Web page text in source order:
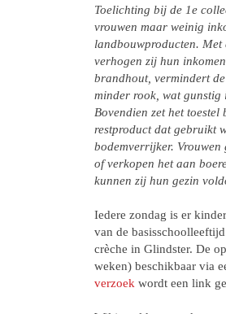
Toelichting bij de 1e
vrouwen maar weinig
landbouwproducten. Met
verhogen zij hun
brandhout, vermindert
minder rook, wat gunstig
Bovendien zet het
restproduct dat gebruikt
bodemverrijker.
of verkopen het aan
kunnen zij hun gezin
Iedere zondag is er
van de
crèche in Glindster. De
weken) beschikbaar via
verzoek wordt een link